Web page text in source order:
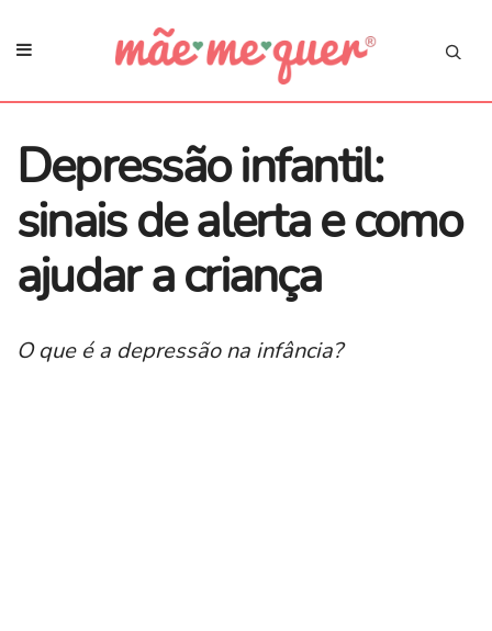
Depressão infantil:
sinais de alerta e como
ajudar a criança
O que é a depressão na infância?